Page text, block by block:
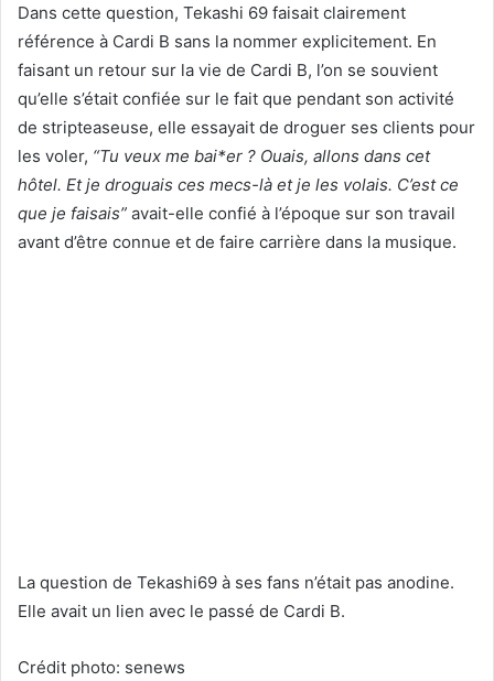
Dans cette question, Tekashi 69 faisait clairement
référence à Cardi B sans la nommer explicitement. En
faisant un retour sur la vie de Cardi B, l’on se souvient
qu’elle s’était confiée sur le fait que pendant son activité
de stripteaseuse, elle essayait de droguer ses clients pour
les voler, “Tu veux me bai*er ? Ouais, allons dans cet
hôtel. Et je droguais ces mecs-là et je les volais. C’est ce
que je faisais” avait-elle confié à l’époque sur son travail
avant d’être connue et de faire carrière dans la musique.
La question de Tekashi69 à ses fans n’était pas anodine.
Elle avait un lien avec le passé de Cardi B.
Crédit photo: senews